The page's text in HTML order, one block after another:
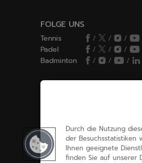
FOLGE UNS
Tennis / / /
Padel
/ / /
Badminton
/ / /
CHOIX DES COOKIES
Durch die Nutzung
der Besuchsstatistiken
Ihnen geeignete
finden Sie auf unserer